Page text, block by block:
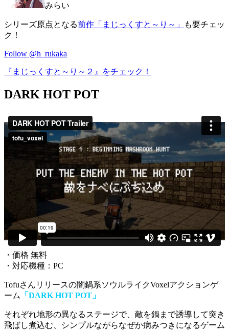
みらい
シリーズ原点となる前作「まじっくすと～り～」
も要チェッ
ク！
Follow @h_rukaka
『まじっくすと～り～２』をチェック！
DARK HOT POT
・価格 無料
・対応機種：PC
Tofuさんリリースの闇鍋系ソウルライクVoxelアクションゲ
ーム
「DARK HOT POT」
それぞれ地形の異なるステージで、敵を鍋まで誘導して突き
飛ばし煮込む 、シンプルながらなぜか病みつきになるゲーム